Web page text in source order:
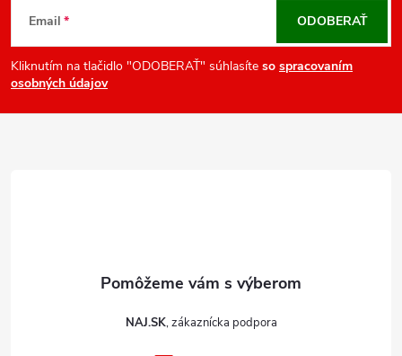
y
v
ý
i
Email
Kliknutím na tlačidlo "ODOBERAŤ" súhlasíte so spracovaním
osobných údajov
ODOBERAŤ
NAJ.SK